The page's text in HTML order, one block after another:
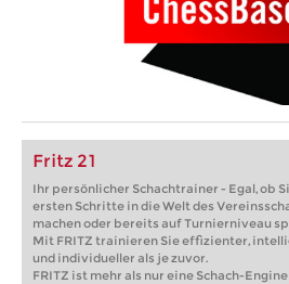
Fritz 21
Ihr persönlicher Schachtrainer - Egal, ob
ersten Schritte in die Welt des
machen oder bereits auf Turnierniveau
Mit FRITZ trainieren Sie effizienter,
und individueller als je zuvor.
FRITZ ist mehr als nur eine Schach-Engine